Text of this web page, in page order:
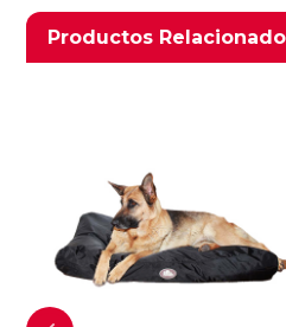
Seguir
Productos
Productos